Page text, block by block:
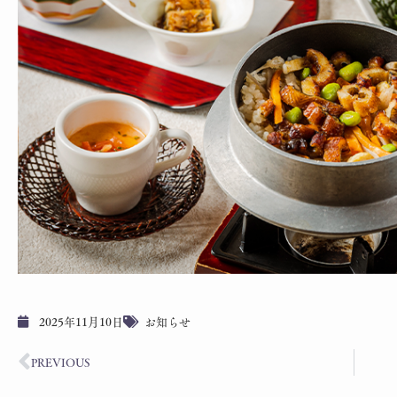
2025年11月10日 お知らせ
PREVIOUS